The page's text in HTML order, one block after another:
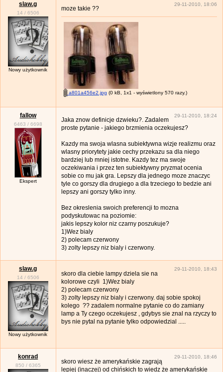
slaw.g
14 / 6506
Nowy użytkownik
29-11-2010, 18:06
moze takie ??
a801a456e2.jpg (0 kB, 1x1 - wyświetlony 570 razy.)
fallow
6463 / 6698
Ekspert
29-11-2010, 18:24
Jaka znow definicje dzwieku?. Zadalem
proste pytanie - jakiego brzmienia oczekujesz?
Kazdy ma swoja wlasna subiektywna wizje realizmu oraz
wlasny priorytety jakie cechy przekazu sa dla niego
bardziej lub mniej istotne. Kazdy tez ma swoje
oczekiwania i przez ten subiektywny pryzmat ocenia
sobie co mu jak gra. Lepszy dla jednego moze znaczyc
tyle co gorszy dla drugiego a dla trzeciego to bedzie ani
lepszy ani gorszy tylko inny.
Bez okreslenia swoich preferencji to mozna
podyskutowac na poziomie:
jakis lepszy kolor niz czarny poszukuje?
1)Wez bialy
2) polecam czerwony
3) zolty lepszy niz bialy i czerwony.
slaw.g
14 / 6506
Nowy użytkownik
29-11-2010, 18:43
skoro dla ciebie lampy dziela sie na
kolorowe czyli 1)Wez bialy
2) polecam czerwony
3) zolty lepszy niz bialy i czerwony. daj sobie spokoj
kolego ?? zadalem normalne pytanie co do zamiany
lamp a Ty czego oczekujesz , gdybys sie znal na rzyczy to
bys nie pytal na pytanie tylko odpowiedzial .....
konrad
850 / 6365
29-11-2010, 18:46
skoro wiesz że amerykańskie zagrają
lepiej (inaczej) od chińskich to wiedz że amerykańskie